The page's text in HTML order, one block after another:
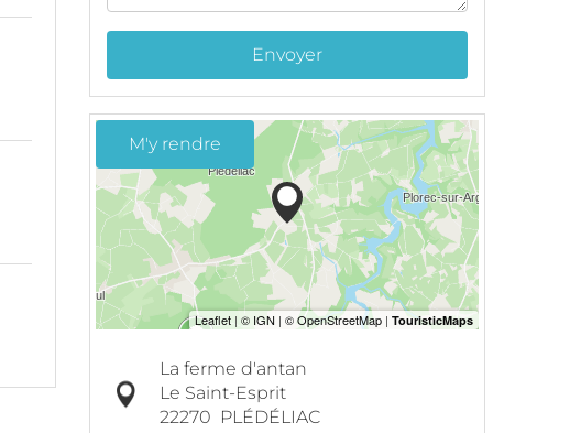
Envoyer
M'y rendre
La ferme d'antan
Le Saint-Esprit
22270 PLÉDÉLIAC